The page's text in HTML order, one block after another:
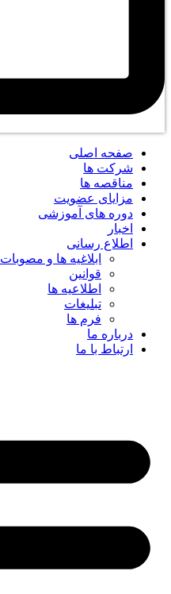
صفحه اصلی
شرکت ها
مناقصه ها
مزایای عضویت
دوره های آموزشی
اخبار
اطلاع رسانی
ابلاغیه ها و مصوبات
قوانین
اطلاعیه ها
تبلیغات
فرم ها
درباره ما
ارتباط با ما